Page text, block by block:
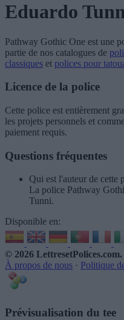
Eduardo
Pathway Gothic One est une
partie de nos catalogues de
classiques et polices pour
Licence de la police
Cette police est entièrement
les projets personnels et
paiement requis.
Questions fréquentes
Qui est l'auteur de cette
La police Pathway
Tunni.
Disponible en:
© 2026 LettresetPolices.com
À propos de nous · Politique
Prévisualisation du tee